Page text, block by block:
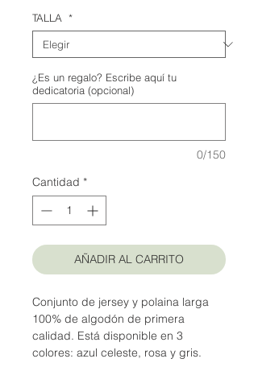
TALLA *
¿Es un regalo? Escribe aquí tu
dedicatoria (opcional)
0/150
Cantidad *
AÑADIR AL CARRITO
Conjunto de jersey y polaina larga
100% de algodón de primera
calidad. Está disponible en 3
colores: azul celeste, rosa y gris.